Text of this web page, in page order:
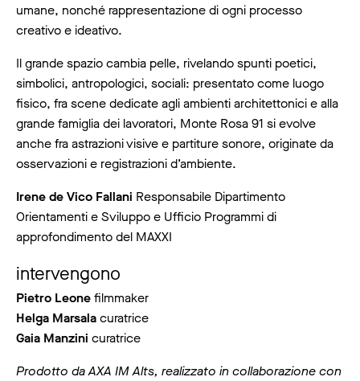
umane, nonché rappresentazione di ogni processo
creativo e ideativo.
Il grande spazio cambia pelle, rivelando spunti poetici,
simbolici, antropologici, sociali: presentato come luogo
fisico, fra scene dedicate agli ambienti architettonici e alla
grande famiglia dei lavoratori, Monte Rosa 91 si evolve
anche fra astrazioni visive e partiture sonore, originate da
osservazioni e registrazioni d’ambiente.
Irene de Vico Fallani Responsabile Dipartimento
Orientamenti e Sviluppo e Ufficio Programmi di
approfondimento del MAXXI
intervengono
Pietro Leonefilmmaker
Helga Marsalacuratrice
Gaia Manzini curatrice
Prodotto da AXA IM Alts, realizzato in collaborazione con